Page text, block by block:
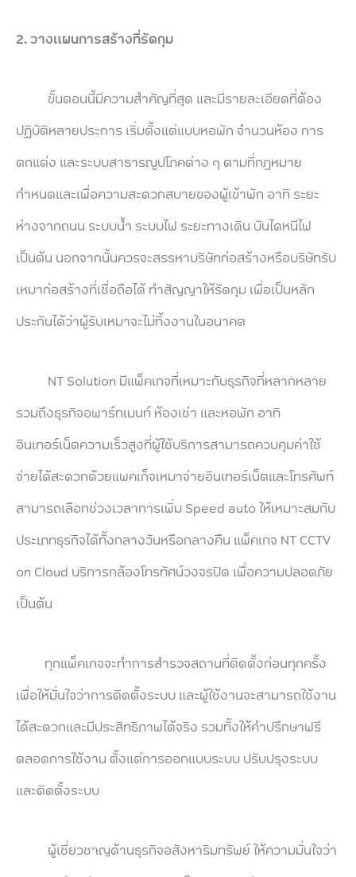
2.วางแผนการสร้างที่รัดกุม
ขั้นตอนนี้มีความสำคัญที่สุด และมีรายละเอียดที่ต้อง
ปฏิบัติหลายประการ เริ่มตั้งแต่แบบหอพัก จำนวนห้อง การ
ตกแต่ง และระบบสาธารณูปโภคต่าง ๆ ตามที่กฎหมาย
กำหนดและเพื่อความสะดวกสบายของผู้เข้าพัก อาทิ ระยะ
ห่างจากถนน ระบบน้ำ ระบบไฟ ระยะทางเดิน บันไดหนีไฟ
เป็นต้น นอกจากนั้นควรจะสรรหาบริษัทก่อสร้างหรือบริษัทรับ
เหมาก่อสร้างที่เชื่อถือได้ ทำสัญญาให้รัดกุม เพื่อเป็นหลัก
ประกันได้ว่าผู้รับเหมาจะไม่ทิ้งงานในอนาคต
NT Solution มีแพ็คเกจที่เหมาะกับธุรกิจที่หลากหลาย
รวมถึงธุรกิจอพาร์ทเมนท์ ห้องเช่า และหอพัก อาทิ
อินเทอร์เน็ตความเร็วสูงที่ผู้ใช้บริการสามารถควบคุมค่าใช้
จ่ายได้สะดวกด้วยแพคเก็จเหมาจ่ายอินเทอร์เน็ตและโทรศัพท์
สามารถเลือกช่วงเวลาการเพิ่ม Speed auto ให้เหมาะสมกับ
ประเภทธุรกิจได้ทั้งกลางวันหรือกลางคืน แพ็คเกจ NT CCTV
on Cloud บริการกล้องโทรทัศน์วงจรปิด เพื่อความปลอดภัย
เป็นต้น
ทุกแพ็คเกจจะทำการสำรวจสถานที่ติดตั้งก่อนทุกครั้ง
เพื่อให้มั่นใจว่าการติดตั้งระบบ และผู้ใช้งานจะสามารถใช้งาน
ได้สะดวกและมีประสิทธิภาพได้จริง รวมทั้งให้คำปรึกษาฟรี
ตลอดการใช้งาน ตั้งแต่การออกแบบระบบ ปรับปรุงระบบ
และติดตั้งระบบ
ผู้เชี่ยวชาญด้านธุรกิจอสังหาริมทรัพย์ ให้ความมั่นใจว่า